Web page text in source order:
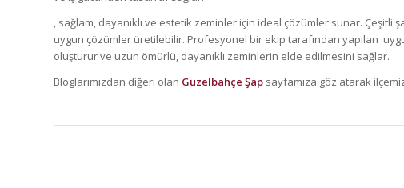
, sağlam, dayanıklı ve estetik zeminler için ideal çözümler sunar.
uygun çözümler üretilebilir. Profesyonel bir ekip tarafından yapılan
oluşturur ve uzun ömürlü, dayanıklı zeminlerin elde edilmesini sağlar.
Bloglarımızdan diğeri olan Güzelbahçe Şap sayfamıza göz atarak